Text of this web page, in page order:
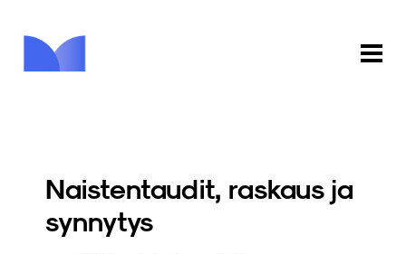
KIRJASTO
Naistentaudit, raskaus ja
synnytys